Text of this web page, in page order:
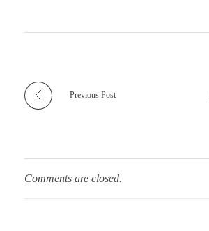
Previous Post
Comments are closed.